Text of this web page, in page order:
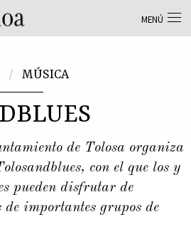
MÚSICA
de Tolosa organiza
con el que los y
pueden disfrutar de
de importantes grupos de
MENÚ